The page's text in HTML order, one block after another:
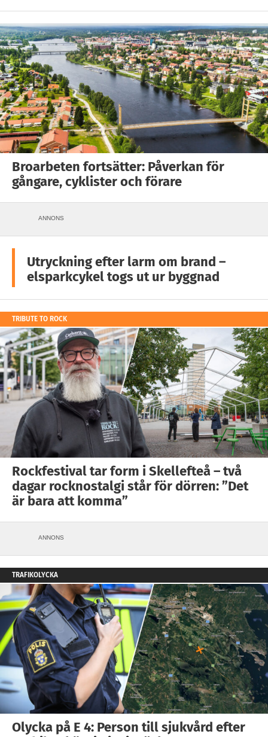
Broarbeten fortsätter: Påverkan för
gångare, cyklister och förare
ANNONS
Utryckning efter larm om brand –
elsparkcykel togs ut ur byggnad
TRIBUTE TO ROCK
Rockfestival tar form i Skellefteå – två
dagar rocknostalgi står för dörren: ”Det
är bara att komma”
ANNONS
TRAFIKOLYCKA
Olycka på E 4: Person till sjukvård efter